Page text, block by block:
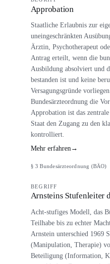
Approbation
Staatliche Erlaubnis zur
uneingeschränkten
Ärztin, Psychotherapeut
Antrag erteilt, wenn die
Ausbildung absolviert und
bestanden ist und keine
Versagungsgründe
Bundesärzteordnung die
Approbation ist das
Staat den Zugang zu den
kontrolliert.
Mehr erfahren→
§ 3 Bundesärzteordnung (BÄO)
BEGRIFF
Arnsteins Stufenleiter
Acht-stufiges Modell, das
Teilhabe bis zu echter
Arnstein unterschied 1969
(Manipulation, Therapie)
Beteiligung (Information,